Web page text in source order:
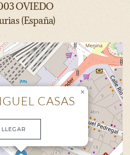
OVIEDO
(España)
CASAS
×